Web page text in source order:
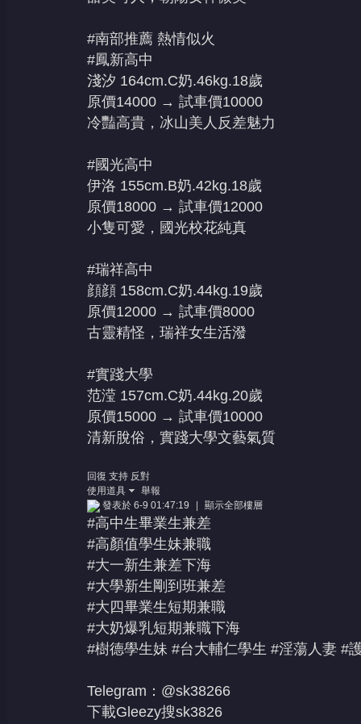
#南部推薦 熱情似火
#鳳新高中
淺汐 164cm.C奶.46kg.18歲
原價14000 → 試車價10000
冷豔高貴，冰山美人反差魅力
#國光高中
伊洛 155cm.B奶.42kg.18歲
原價18000 → 試車價12000
小隻可愛，國光校花純真
#瑞祥高中
顔顔 158cm.C奶.44kg.19歲
原價12000 → 試車價8000
古靈精怪，瑞祥女生活潑
#實踐大學
范滢 157cm.C奶.44kg.20歲
原價15000 → 試車價10000
清新脫俗，實踐大學文藝氣質
回復 支持 反對
使用道具
舉報
發表於 6-9 01:47:19 顯示全部樓層
#高中生畢業生兼差
#高顏值學生妹兼職
#大一新生兼差下海
#大學新生剛到班兼差
#大四畢業生短期兼職
#大奶爆乳短期兼職下海
#樹德學生妹 #台大輔仁學生 #淫蕩人妻 #
Telegram：@sk38266
下載Gleezy搜sk3826